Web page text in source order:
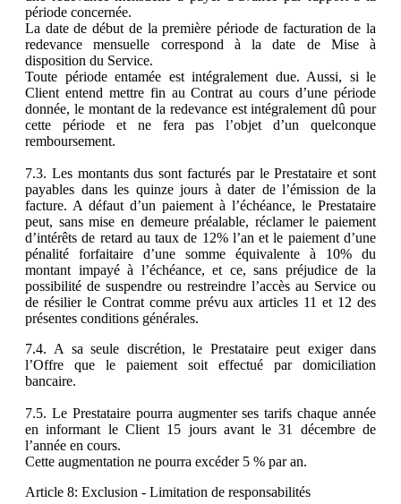
période concernée.
La date de début de la première période de facturation de la
redevance mensuelle correspond à la date de Mise à
disposition du Service.
Toute période entamée est intégralement due. Aussi, si le
Client entend mettre fin au Contrat au cours d’une période
donnée, le montant de la redevance est intégralement dû pour
cette période et ne fera pas l’objet d’un quelconque
remboursement.
7.3. Les montants dus sont facturés par le Prestataire et sont
payables dans les quinze jours à dater de l’émission de la
facture. A défaut d’un paiement à l’échéance, le Prestataire
peut, sans mise en demeure préalable, réclamer le paiement
d’intérêts de retard au taux de 12% l’an et le paiement d’une
pénalité forfaitaire d’une somme équivalente à 10% du
montant impayé à l’échéance, et ce, sans préjudice de la
possibilité de suspendre ou restreindre l’accès au Service ou
de résilier le Contrat comme prévu aux articles 11 et 12 des
présentes conditions générales.
7.4. A sa seule discrétion, le Prestataire peut exiger dans
l’Offre que le paiement soit effectué par domiciliation
bancaire.
7.5. Le Prestataire pourra augmenter ses tarifs chaque année
en informant le Client 15 jours avant le 31 décembre de
l’année en cours.
Cette augmentation ne pourra excéder 5 % par an.
Article 8: Exclusion - Limitation de responsabilités